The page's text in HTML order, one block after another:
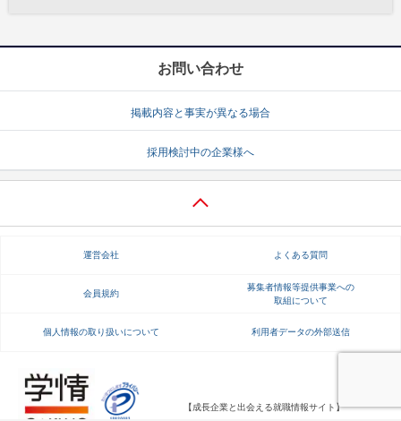
お問い合わせ
掲載内容と事実が異なる場合
採用検討中の企業様へ
運営会社 よくある質問
会員規約
募集者情報等提供事業への
取組について
個人情報の取り扱いについて 利用者データの外部送信
【成長企業と出会える就職情報サイト】